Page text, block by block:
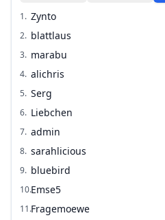
1. Zynto
2. blattlaus
3. marabu
4. alichris
5. Serg
6. Liebchen
7. admin
8. sarahlicious
9. bluebird
10.Emse5
11.Fragemoewe